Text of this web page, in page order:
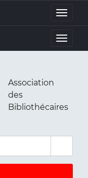
Toggle
Toggle
Association
des
Bibliothécaires